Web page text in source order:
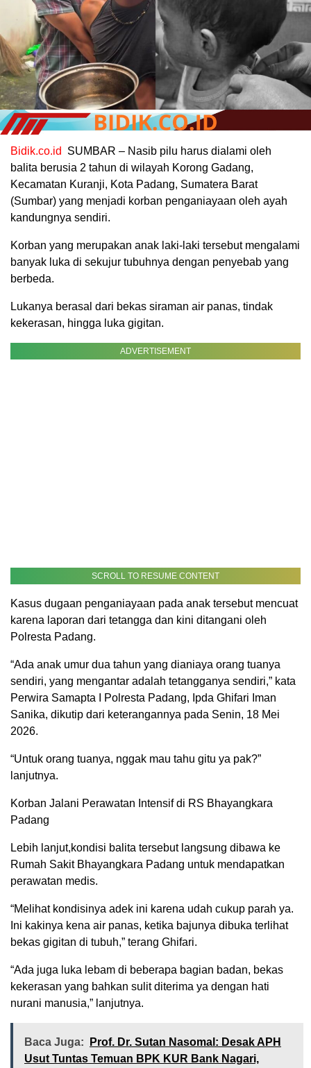
Bidik.co.id
SUMBAR – Nasib pilu harus dialami oleh
balita berusia 2 tahun di wilayah Korong Gadang,
Kecamatan Kuranji, Kota Padang, Sumatera Barat
(Sumbar) yang menjadi korban penganiayaan oleh ayah
kandungnya sendiri.
Korban yang merupakan anak laki-laki tersebut mengalami
banyak luka di sekujur tubuhnya dengan penyebab yang
berbeda.
Lukanya berasal dari bekas siraman air panas, tindak
kekerasan, hingga luka gigitan.
ADVERTISEMENT
SCROLL TO RESUME CONTENT
Kasus dugaan penganiayaan pada anak tersebut mencuat
karena laporan dari tetangga dan kini ditangani oleh
Polresta Padang.
“Ada anak umur dua tahun yang dianiaya orang tuanya
sendiri, yang mengantar adalah tetangganya sendiri,” kata
Perwira Samapta I Polresta Padang, Ipda Ghifari Iman
Sanika, dikutip dari keterangannya pada Senin, 18 Mei
2026.
“Untuk orang tuanya, nggak mau tahu gitu ya pak?”
lanjutnya.
Korban Jalani Perawatan Intensif di RS Bhayangkara
Padang
Lebih lanjut,kondisi balita tersebut langsung dibawa ke
Rumah Sakit Bhayangkara Padang untuk mendapatkan
perawatan medis.
“Melihat kondisinya adek ini karena udah cukup parah ya.
Ini kakinya kena air panas, ketika bajunya dibuka terlihat
bekas gigitan di tubuh,” terang Ghifari.
“Ada juga luka lebam di beberapa bagian badan, bekas
kekerasan yang bahkan sulit diterima ya dengan hati
nurani manusia,” lanjutnya.
Baca Juga:
Prof. Dr. Sutan Nasomal: Desak APH
Usut Tuntas Temuan BPK KUR Bank Nagari,